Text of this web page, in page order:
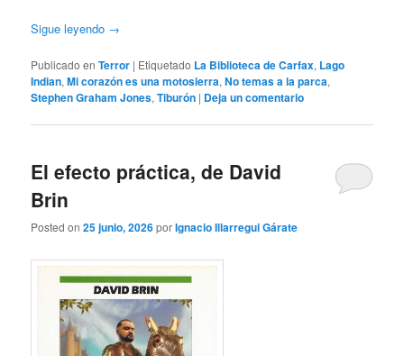
Sigue leyendo →
Publicado en Terror | Etiquetado La Biblioteca de Carfax, Lago
Indian,Mi corazón es una motosierra,No temas a la parca,
Stephen Graham Jones,Tiburón | Deja un comentario
El efecto práctica, de David
Brin
Posted on25 junio, 2026porIgnacio Illarregui Gárate